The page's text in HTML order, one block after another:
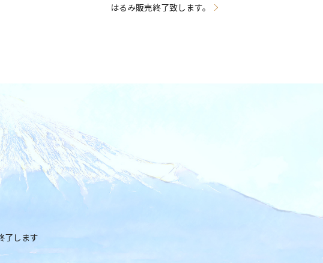
はるみ販売終了致します。
了します